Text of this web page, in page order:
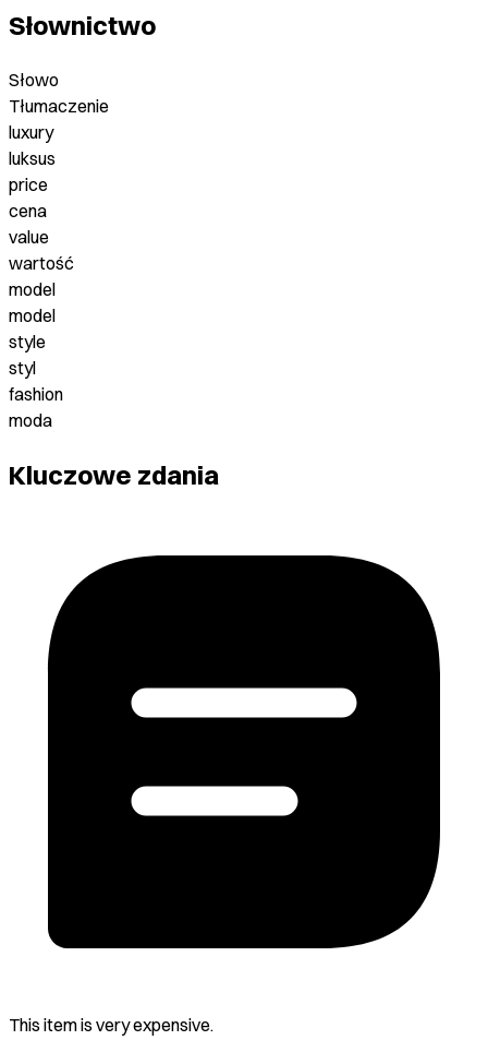
Słownictwo
Słowo
Tłumaczenie
luxury
luksus
price
cena
value
wartość
model
model
style
styl
fashion
moda
Kluczowe zdania
This item is very expensive.